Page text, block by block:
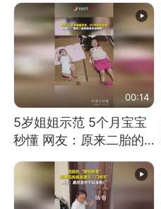
00:14
5岁姐姐示范 5个月宝宝
秒懂 网友：原来二胎的